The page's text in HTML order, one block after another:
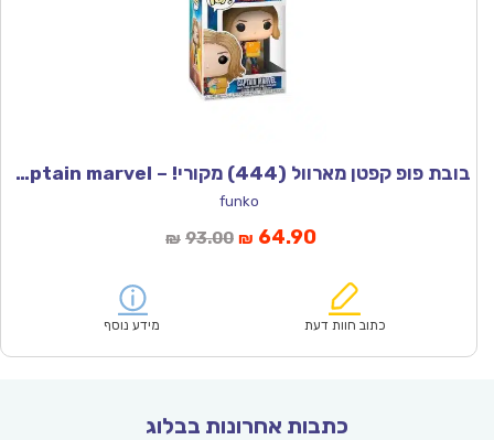
בובת פופ קפטן מארוול (444) מקורי! – Funco Captain marvel
funko
₪ 93.00המחיר
₪93.00.
₪ 64.90המחיר
הוא:
כתוב חוות דעת מידע נוסף
כתבות אחרונות בבלוג